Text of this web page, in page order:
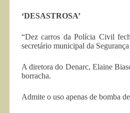
‘DESASTROSA’
“Dez carros da Polícia Civil
secretário municipal da
A diretora do Denarc, Elaine
borracha.
Admite o uso apenas de bomba